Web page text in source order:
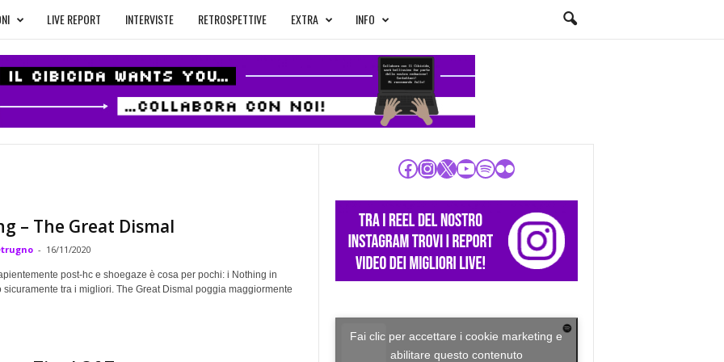
LIVE REPORT INTERVISTE RETROSPETTIVE EXTRA INFO
– The Great Dismal
- 16/11/2020
post-hc e shoegaze è cosa per pochi: i Nothing in
sicuramente tra i migliori. The Great Dismal poggia maggiormente
Facebook InstagramX YouTube Spotify Flickr
Fai clic per accettare i cookie marketing e
abilitare questo contenuto